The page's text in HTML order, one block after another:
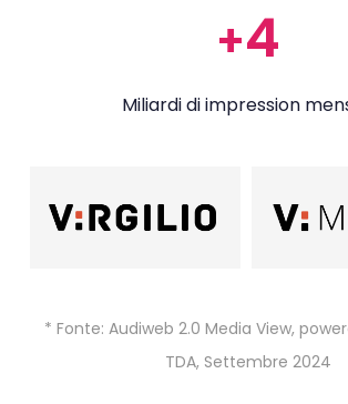
+4
Miliardi di impression
* Fonte: Audiweb 2.0 Media View,
TDA, Settembre 2024